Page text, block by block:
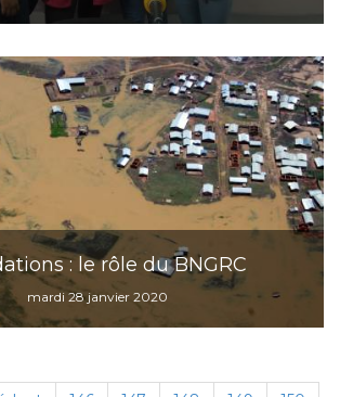
: le rôle du BNGRC
mardi 28 janvier 2020